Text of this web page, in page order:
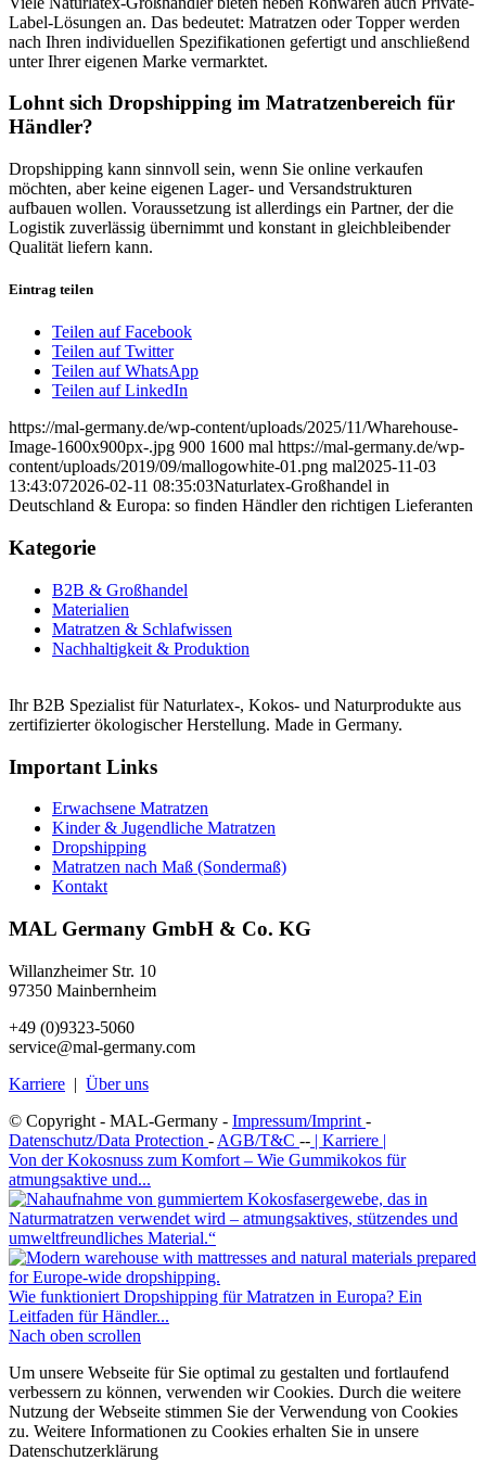
Label-Lösungen an. Das bedeutet: Matratzen oder Topper werden
nach Ihren individuellen Spezifikationen gefertigt und anschließend
unter Ihrer eigenen Marke vermarktet.
Lohnt sich Dropshipping im Matratzenbereich für
Händler?
Dropshipping kann sinnvoll sein, wenn Sie online verkaufen
möchten, aber keine eigenen Lager- und Versandstrukturen
aufbauen wollen. Voraussetzung ist allerdings ein Partner, der die
Logistik zuverlässig übernimmt und konstant in gleichbleibender
Qualität liefern kann.
Eintrag teilen
Teilen auf Facebook
Teilen auf Twitter
Teilen auf WhatsApp
Teilen auf LinkedIn
https://mal-germany.de/wp-content/uploads/2025/11/Wharehouse-
Image-1600x900px-.jpg 900 1600 mal https://mal-germany.de/wp-
content/uploads/2019/09/mallogowhite-01.png mal2025-11-03
13:43:072026-02-11 08:35:03Naturlatex-Großhandel in
Deutschland & Europa: so finden Händler den richtigen Lieferanten
Kategorie
B2B & Großhandel
Materialien
Matratzen & Schlafwissen
Nachhaltigkeit & Produktion
Ihr B2B Spezialist für Naturlatex-, Kokos- und Naturprodukte aus
zertifizierter ökologischer Herstellung. Made in Germany.
Important Links
Erwachsene Matratzen
Kinder & Jugendliche Matratzen
Dropshipping
Matratzen nach Maß (Sondermaß)
Kontakt
MAL Germany GmbH & Co. KG
Willanzheimer Str. 10
97350 Mainbernheim
+49 (0)9323-5060
service@mal-germany.com
Karriere | Über uns
© Copyright - MAL-Germany - Impressum/Imprint -
Datenschutz/Data Protection - AGB/T&C -- | Karriere |
Von der Kokosnuss zum Komfort – Wie Gummikokos für
atmungsaktive und...
Wie funktioniert Dropshipping für Matratzen in Europa? Ein
Leitfaden für Händler...
Nach oben scrollen
Um unsere Webseite für Sie optimal zu gestalten und fortlaufend
verbessern zu können, verwenden wir Cookies. Durch die weitere
Nutzung der Webseite stimmen Sie der Verwendung von Cookies
zu. Weitere Informationen zu Cookies erhalten Sie in unsere
Datenschutzerklärung